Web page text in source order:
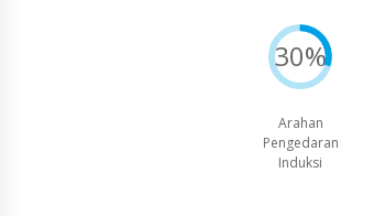
30%
Arahan
Pengedaran
Induksi